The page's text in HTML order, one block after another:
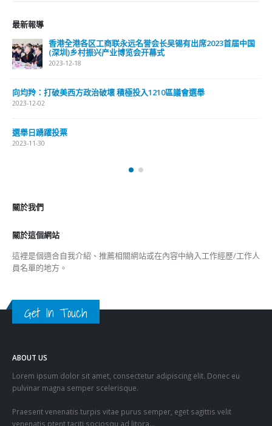
最新報導
香港全港各区工商联永远名誉会长吴锡有出席2023首届中国
(深圳)乡村振兴产业博览会开幕式
2023-12-18
向均羚：打破美西方政治破壞 積極投入1210區議會選舉
2023-12-02
選舉日踴躍投票
2023-11-30
關於我們
關於這個網站
這裡是個適合自我介紹、推薦相關網站或在內容中納入工作經歷/工作人
員名單的地方。
Get In Touch
ABOUT US
Lorem ipsum dolor sit amet, consectetur adipiscing elit. Donec eu
pulvinar magna semper scelerisque.
Praesent venenatis turpis vitae purus semper, eget sagittis velit
venenatis ptent taciti sociosqu ad litora…